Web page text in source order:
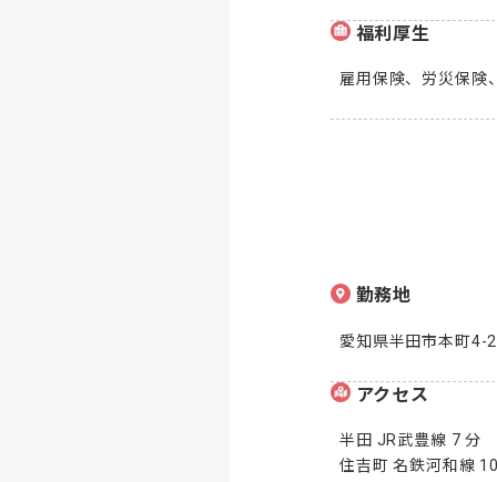
福利厚生
雇用保険、労災保険
勤務地
愛知県半田市本町4-
アクセス
半田 JR武豊線 7 分
住吉町 名鉄河和線